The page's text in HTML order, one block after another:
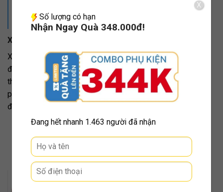
dưới 3 triệu
Xe đạp phổ thông 24 Inch Fornix RG24
Xe đạp phổ thông FORNIX RG24 là dòng xe Cao cấp
được sản xuất theo tiêu chuẩn Châu Âu, với khung hợp kim
thép siêu bền, được trang trí với màu sắc bắt mắt, thiết kế
phong cách thể thao cá tính, chắc chắn sẽ là người bạn
đồng hành tuyệt vời cho các bé.
Số lượng có hạn
Nhận Ngay Quà 348.000đ!
Đang hết nhanh 1.463 người đã nhận
X